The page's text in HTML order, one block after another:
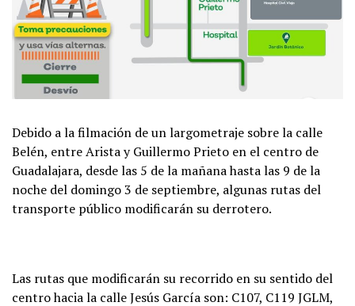
Debido a la filmación de un largometraje sobre la calle
Belén, entre Arista y Guillermo Prieto en el centro de
Guadalajara, desde las 5 de la mañana hasta las 9 de la
noche del domingo 3 de septiembre, algunas rutas del
transporte público modificarán su derrotero.
Las rutas que modificarán su recorrido en su sentido del
centro hacia la calle Jesús García son: C107, C119 JGLM,